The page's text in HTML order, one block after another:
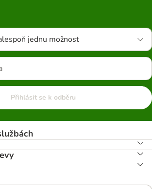
jednu možnost
Přihlásit se k odběru